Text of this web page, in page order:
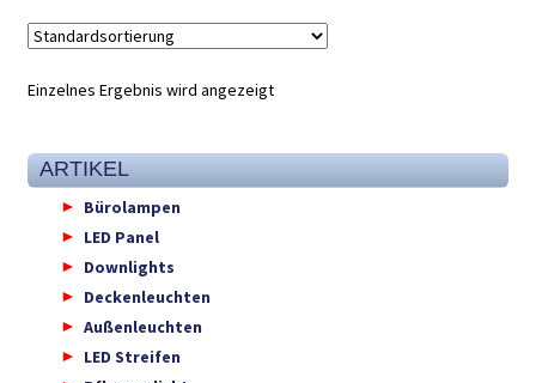
Einzelnes Ergebnis wird angezeigt
ARTIKEL
Bürolampen
LED Panel
Downlights
Deckenleuchten
Außenleuchten
LED Streifen